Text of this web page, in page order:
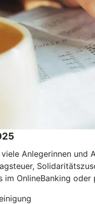
Anlegerinnen
im OnlineBanking